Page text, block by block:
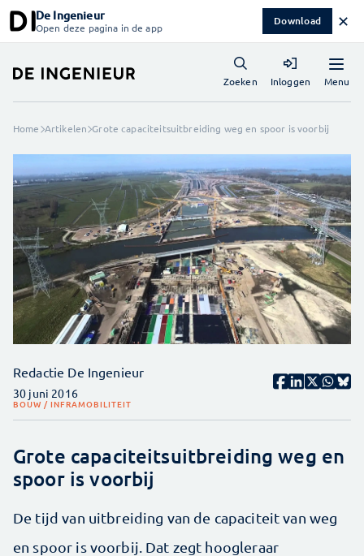
De Ingenieur
Open deze pagina in de app Download ✕
Menu
Zoeken Inloggen
Home Artikelen Grote capaciteitsuitbreiding weg en spoor is voorbij
Redactie De Ingenieur
30 juni 2016
BOUW / INFRAMOBILITEIT
Grote capaciteitsuitbreiding weg en
spoor is voorbij
De tijd van uitbreiding van de capaciteit van weg
en spoor is voorbij. Dat zegt hoogleraar